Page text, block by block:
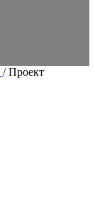
/Проект